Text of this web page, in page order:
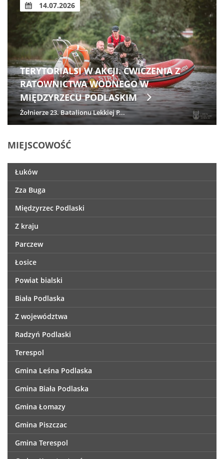
14.07.2026
TERYTORIALSI W AKCJI. ĆWICZENIA Z
RATOWNICTWA WODNEGO W
MIĘDZYRZECU PODLASKIM
Żołnierze 23. Batalionu Lekkiej P...
MIEJSCOWOŚĆ
Łuków
Zza Buga
Międzyrzec Podlaski
Z kraju
Parczew
Łosice
Powiat bialski
Biała Podlaska
Z województwa
Radzyń Podlaski
Terespol
Gmina Leśna Podlaska
Gmina Biała Podlaska
Gmina Łomazy
Gmina Piszczac
Gmina Terespol